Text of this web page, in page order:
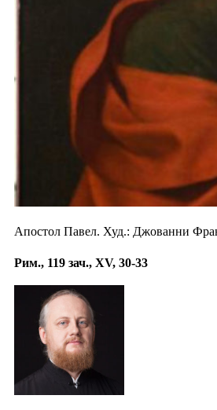
Апостол Павел. Худ.: Джованни
Рим., 119 зач., XV, 30-33